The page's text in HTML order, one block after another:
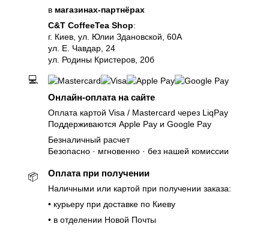
в магазинах-партнёрах
C&T CoffeeTea Shop:
г. Киев, ул. Юлии Здановской, 60А
ул. Е. Чавдар, 24
ул. Родины Кристеров, 20б
💻
Онлайн-оплата на сайте
Оплата картой Visa / Mastercard через LiqPay
Поддерживаются Apple Pay и Google Pay
Безналичный расчет
Безопасно · мгновенно · без нашей комиссии
📦 Оплата при получении
Наличными или картой при получении заказа:
• курьеру при доставке по Киеву
• в отделении Новой Почты